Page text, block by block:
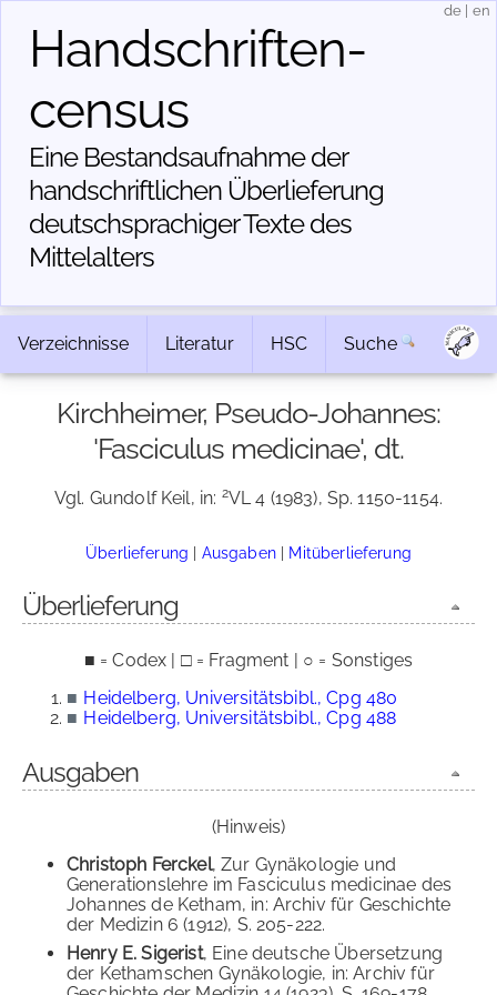
Handschriften­
census
Eine Bestandsaufnahme der
handschriftlichen Über­lieferung
deutschsprachiger Texte des
Mittelalters
de en
Verzeichnisse Literatur HSC Suche
Kirchheimer, Pseudo-Johannes:
'Fasciculus medicinae', dt.
Vgl. Gundolf Keil, in: 2VL 4 (1983), Sp. 1150-1154.
Überlieferung | Ausgaben| Mitüberlieferung
Überlieferung
■ = Codex | □ = Fragment | ○ = Sonstiges
■ Heidelberg, Universitätsbibl., Cpg 480
■ Heidelberg, Universitätsbibl., Cpg 488
Ausgaben
(Hinweis)
Christoph Ferckel, Zur Gynäkologie und
Generationslehre im Fasciculus medicinae des
Johannes de Ketham, in: Archiv für Geschichte
der Medizin 6 (1912), S. 205-222.
Henry E. Sigerist, Eine deutsche Übersetzung
der Kethamschen Gynäkologie, in: Archiv für